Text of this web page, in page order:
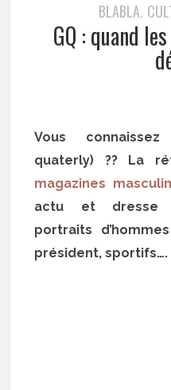
BLABLA,
GQ : quand
Vous
quaterly) ?? La
magazines
actu et dresse
portraits
président, sportifs….